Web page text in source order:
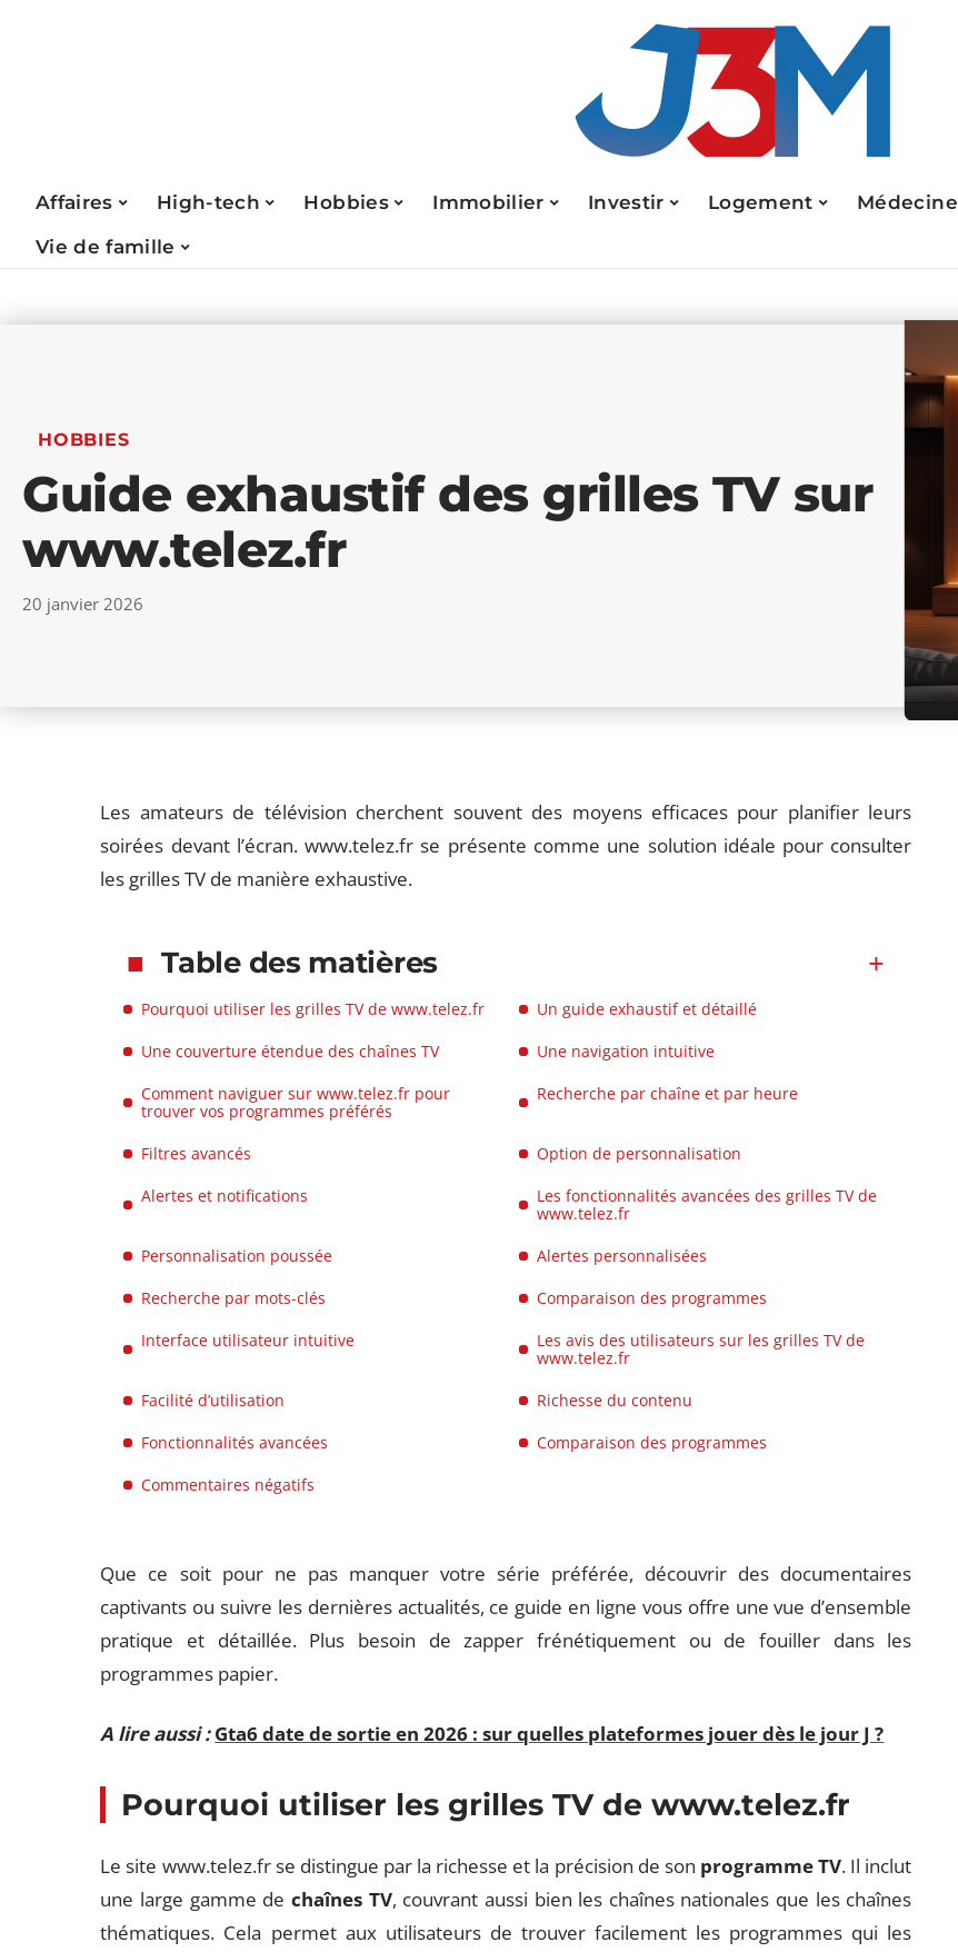
Affaires High-tech Hobbies Immobilier Investir Logement Médecine
Vie de famille
HOBBIES
Guide exhaustif des grilles TV sur
www.telez.fr
20 janvier 2026
Les amateurs de télévision cherchent souvent des moyens efficaces pour planifier leurs
soirées devant l’écran. www.telez.fr se présente comme une solution idéale pour consulter
les grilles TV de manière exhaustive.
Table des matières
Pourquoi utiliser les grilles TV de www.telez.fr
Un guide exhaustif et détaillé
Une couverture étendue des chaînes TV
Une navigation intuitive
Comment naviguer sur www.telez.fr pour
trouver vos programmes préférés
Recherche par chaîne et par heure
Filtres avancés
Option de personnalisation
Alertes et notifications
Les fonctionnalités avancées des grilles TV de
www.telez.fr
Personnalisation poussée
Alertes personnalisées
Recherche par mots-clés
Comparaison des programmes
Interface utilisateur intuitive
Les avis des utilisateurs sur les grilles TV de
www.telez.fr
Facilité d’utilisation
Richesse du contenu
Fonctionnalités avancées
Comparaison des programmes
Commentaires négatifs
Que ce soit pour ne pas manquer votre série préférée, découvrir des documentaires
captivants ou suivre les dernières actualités, ce guide en ligne vous offre une vue d’ensemble
pratique et détaillée. Plus besoin de zapper frénétiquement ou de fouiller dans les
programmes papier.
A lire aussi : Gta6 date de sortie en 2026 : sur quelles plateformes jouer dès le jour J ?
Pourquoi utiliser les grilles TV de www.telez.fr
Le site www.telez.fr se distingue par la richesse et la précision de son programme TV. Il inclut
une large gamme de chaînes TV, couvrant aussi bien les chaînes nationales que les chaînes
thématiques. Cela permet aux utilisateurs de trouver facilement les programmes qui les